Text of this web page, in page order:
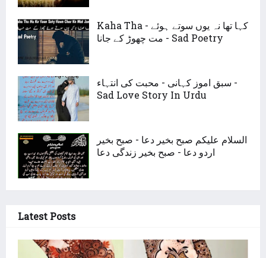
Kaha Tha - کہا تھا نہ یوں سوتے ہوئے
مت چھوڑ کے جانا - Sad Poetry
سبق اموز کہانی - محبت کی انتہاء -
Sad Love Story In Urdu
السلام علیکم صبح بخیر دعا - صبح بخیر
اردو دعا - صبح بخیر زندگی دعا
Latest Posts